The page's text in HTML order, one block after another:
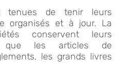
tenues de tenir leurs
organisés et à jour. La
conservent leurs
que les articles de
les grands livres